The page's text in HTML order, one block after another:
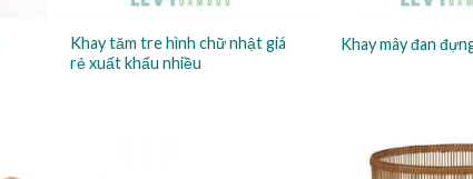
Khay tăm tre hình chữ nhật giá
rẻ xuất khẩu nhiều
Khay mây đan